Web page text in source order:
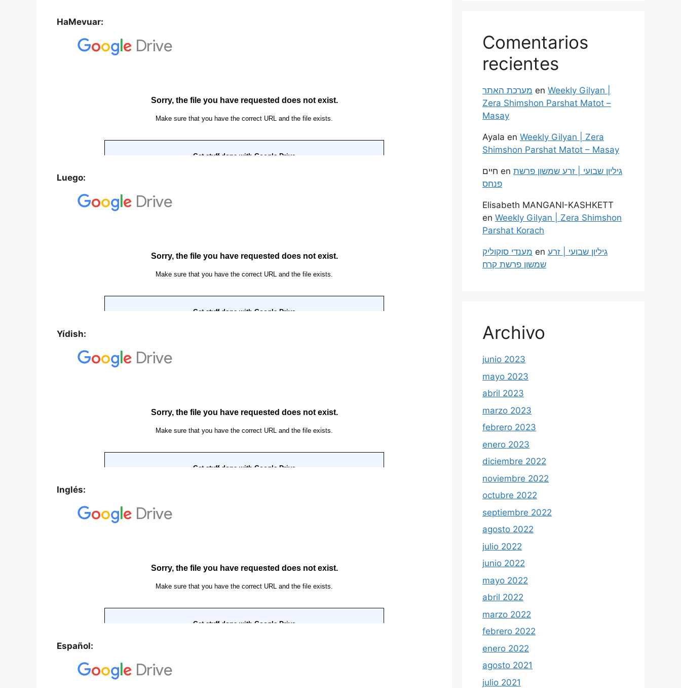
HaMevuar:
Luego:
Yídish:
Inglés:
Español:
Comentarios
recientes
מערכת האתר en Weekly Gilyan |
Zera Shimshon Parshat Matot –
Masay
Ayala en Weekly Gilyan | Zera
Shimshon Parshat Matot – Masay
חיים en גיליון שבועי | זרע שמשון פרשת
פנחס
Elisabeth MANGANI-KASHKETT
en Weekly Gilyan | Zera Shimshon
Parshat Korach
מענדי סוקוליק en גיליון שבועי | זרע
שמשון פרשת קרח
Archivo
junio 2023
mayo 2023
abril 2023
marzo 2023
febrero 2023
enero 2023
diciembre 2022
noviembre 2022
octubre 2022
septiembre 2022
agosto 2022
julio 2022
junio 2022
mayo 2022
abril 2022
marzo 2022
febrero 2022
enero 2022
agosto 2021
julio 2021